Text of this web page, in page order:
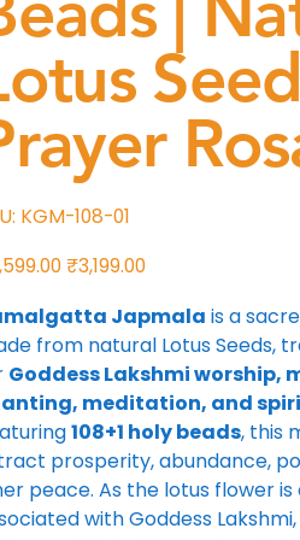
SKU
KGM-
KGM-108-01
बिक्री
मूल्य
₹3,199.00
Japmala is a
from natural Lotus Seeds,
Goddess Lakshmi worship,
meditation, and
108+1 holy beads, this
prosperity, abundance,
peace. As the lotus flower is
with Goddess